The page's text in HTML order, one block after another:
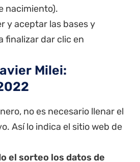
nacimiento).
y aceptar las bases y
finalizar dar clic en
Milei:
no es necesario llenar el
Así lo indica el sitio web de
el sorteo los datos de